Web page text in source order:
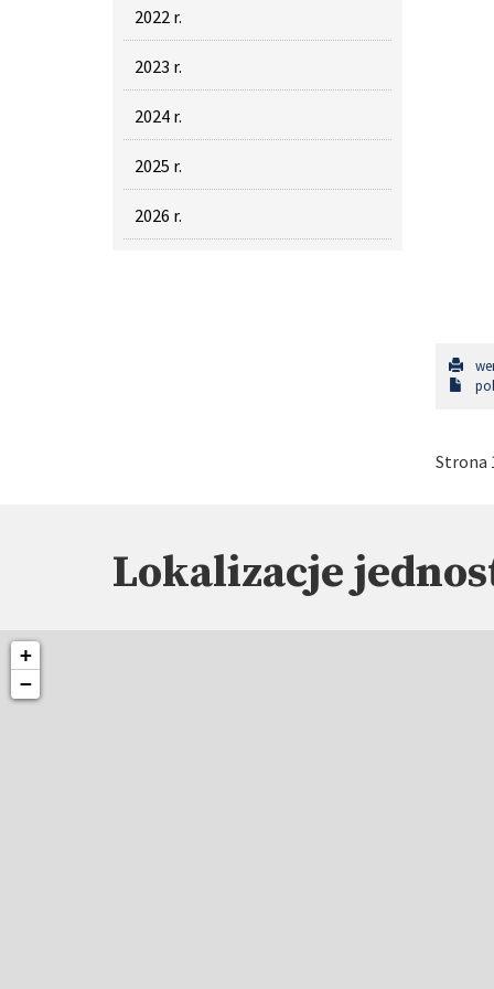
2022 r.
2023 r.
2024 r.
2025 r.
2026 r.
Strona
Lokalizacje
+
−